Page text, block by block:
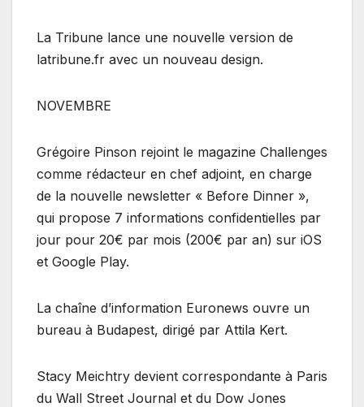
La Tribune lance une nouvelle version de
latribune.fr avec un nouveau design.
NOVEMBRE
Grégoire Pinson rejoint le magazine Challenges
comme rédacteur en chef adjoint, en charge
de la nouvelle newsletter « Before Dinner »,
qui propose 7 informations confidentielles par
jour pour 20€ par mois (200€ par an) sur iOS
et Google Play.
La chaîne d’information Euronews ouvre un
bureau à Budapest, dirigé par Attila Kert.
Stacy Meichtry devient correspondante à Paris
du Wall Street Journal et du Dow Jones